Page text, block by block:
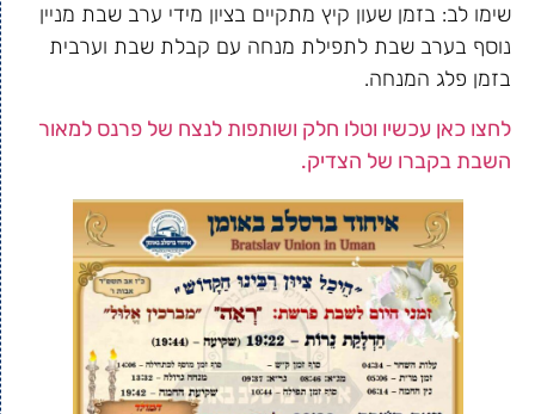
שימו לב: בזמן שעון קיץ מתקיים בציון מידי ערב שבת מניין
נוסף בערב שבת לתפילת מנחה עם קבלת שבת וערבית
בזמן פלג המנחה.
לחצו כאן עכשיו וטלו חלק ושותפות לנצח של פרנס למאור
השבת בקברו של הצדיק.